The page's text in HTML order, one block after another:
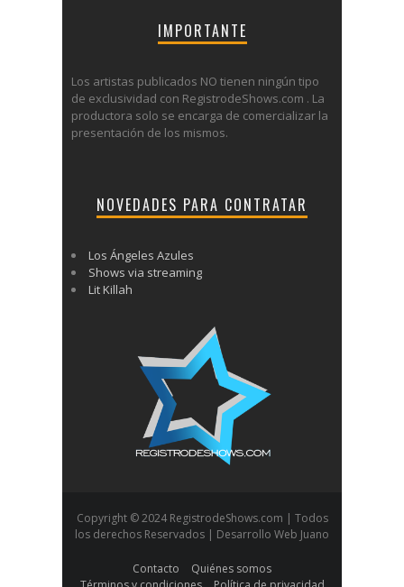
IMPORTANTE
Los artistas publicados NO tienen ningún tipo
de exclusividad con RegistrodeShows.com . La
productora solo se encarga de comercializar la
presentación de los mismos.
NOVEDADES PARA CONTRATAR
Los Ángeles Azules
Shows via streaming
Lit Killah
Copyright © 2024 RegistrodeShows.com | Todos
los derechos Reservados | Desarrollo Web Juano
Contacto
Quiénes somos